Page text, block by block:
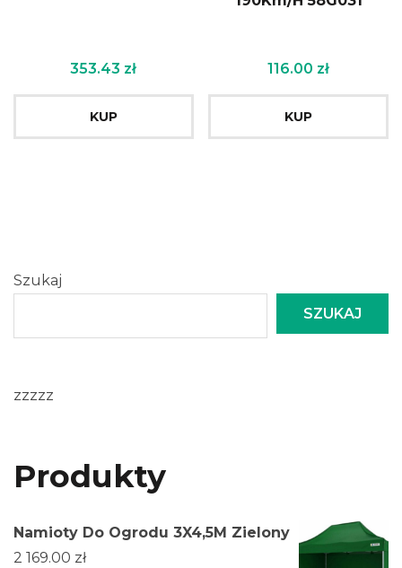
353.43 zł
KUP
116.00 zł
KUP
Szukaj
SZUKAJ
zzzzz
Produkty
Namioty Do Ogrodu 3X4,5M Zielony
2 169.00 zł